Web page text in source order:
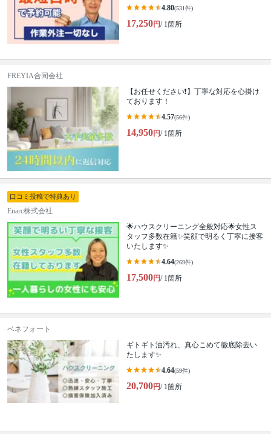
4.80(531件)
17,250円/ 1箇所
FREYIA合同会社
【お任せください❗️】丁寧な対応を心掛け
ております！
4.57(56件)
14,950円/ 1箇所
口コミ投稿で特典あり
Enarc株式会社
🌟ハウスクリーニング全般対応🌟女性ス
タッフ多数在籍✨笑顔で明るく丁寧に接客
いたします✨
4.64(269件)
17,500円/ 1箇所
ベネフォート
ギトギト油汚れ、真心こめて徹底除去い
たします✨
4.64(59件)
20,700円/ 1箇所